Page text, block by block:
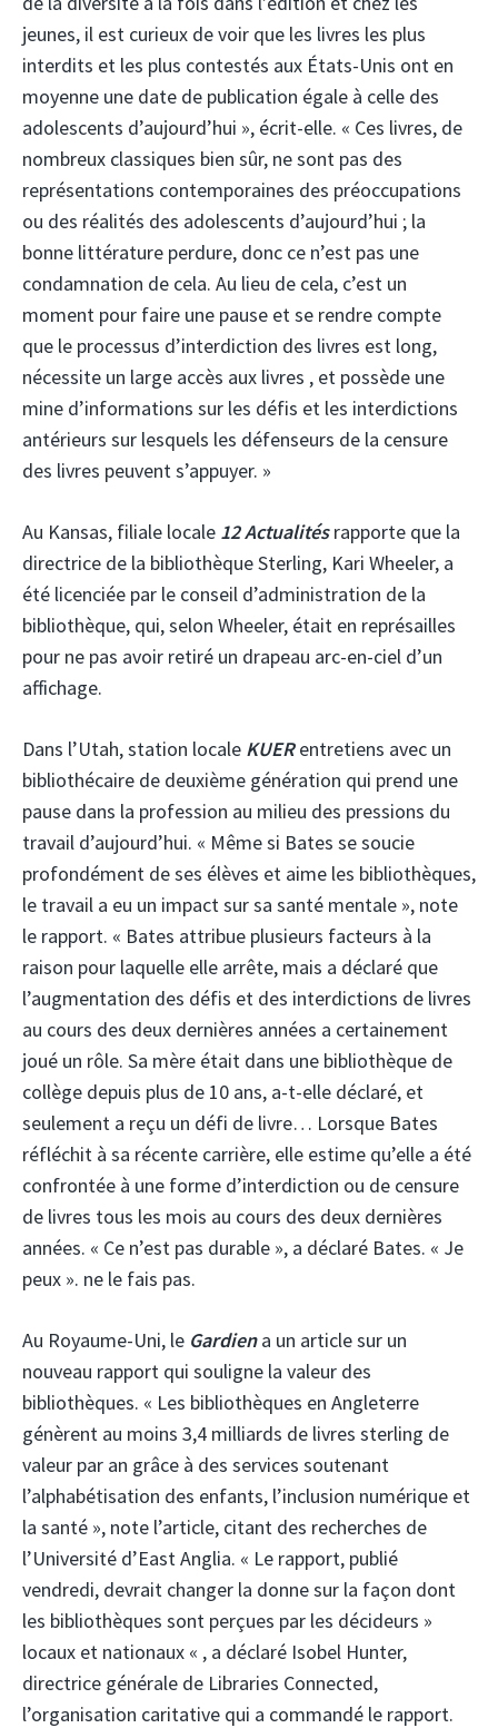
jeunes, il est curieux de voir que les livres les plus
interdits et les plus contestés aux États-Unis ont en
moyenne une date de publication égale à celle des
adolescents d’aujourd’hui », écrit-elle. « Ces livres, de
nombreux classiques bien sûr, ne sont pas des
représentations contemporaines des préoccupations
ou des réalités des adolescents d’aujourd’hui ; la
bonne littérature perdure, donc ce n’est pas une
condamnation de cela. Au lieu de cela, c’est un
moment pour faire une pause et se rendre compte
que le processus d’interdiction des livres est long,
nécessite un large accès aux livres , et possède une
mine d’informations sur les défis et les interdictions
antérieurs sur lesquels les défenseurs de la censure
des livres peuvent s’appuyer. »
Au Kansas, filiale locale 12 Actualitésrapporte que la
directrice de la bibliothèque Sterling, Kari Wheeler, a
été licenciée par le conseil d’administration de la
bibliothèque, qui, selon Wheeler, était en représailles
pour ne pas avoir retiré un drapeau arc-en-ciel d’un
affichage.
Dans l’Utah, station locale KUERentretiens avec un
bibliothécaire de deuxième génération qui prend une
pause dans la profession au milieu des pressions du
travail d’aujourd’hui. « Même si Bates se soucie
profondément de ses élèves et aime les bibliothèques,
le travail a eu un impact sur sa santé mentale », note
le rapport. « Bates attribue plusieurs facteurs à la
raison pour laquelle elle arrête, mais a déclaré que
l’augmentation des défis et des interdictions de livres
au cours des deux dernières années a certainement
joué un rôle. Sa mère était dans une bibliothèque de
collège depuis plus de 10 ans, a-t-elle déclaré, et
seulement a reçu un défi de livre… Lorsque Bates
réfléchit à sa récente carrière, elle estime qu’elle a été
confrontée à une forme d’interdiction ou de censure
de livres tous les mois au cours des deux dernières
années. « Ce n’est pas durable », a déclaré Bates. « Je
peux ». ne le fais pas.
Au Royaume-Uni, le Gardiena un article sur un
nouveau rapport qui souligne la valeur des
bibliothèques. « Les bibliothèques en Angleterre
génèrent au moins 3,4 milliards de livres sterling de
valeur par an grâce à des services soutenant
l’alphabétisation des enfants, l’inclusion numérique et
la santé », note l’article, citant des recherches de
l’Université d’East Anglia. « Le rapport, publié
vendredi, devrait changer la donne sur la façon dont
les bibliothèques sont perçues par les décideurs »
locaux et nationaux « , a déclaré Isobel Hunter,
directrice générale de Libraries Connected,
l’organisation caritative qui a commandé le rapport.